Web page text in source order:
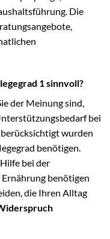
Die
1 sinnvoll?
der Meinung sind,
bei
wurden
benötigen.
bei der
benötigen
die Ihren Alltag